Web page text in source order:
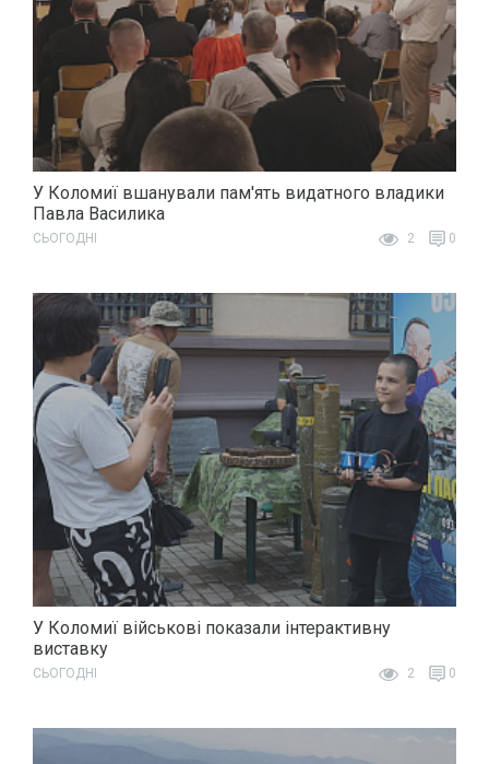
У Коломиї вшанували пам'ять видатного владики
Павла Василика
СЬОГОДНІ 2 0
У Коломиї військові показали інтерактивну
виставку
СЬОГОДНІ 2 0